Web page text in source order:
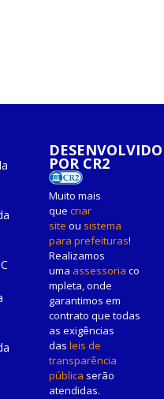
DESENVOLVIDO
POR CR2
Muito mais
que criar
site ou sistema
para prefeituras!
Realizamos
uma assessoria co
mpleta, onde
garantimos em
contrato que todas
as exigências
das leis de
transparência
pública serão
atendidas.